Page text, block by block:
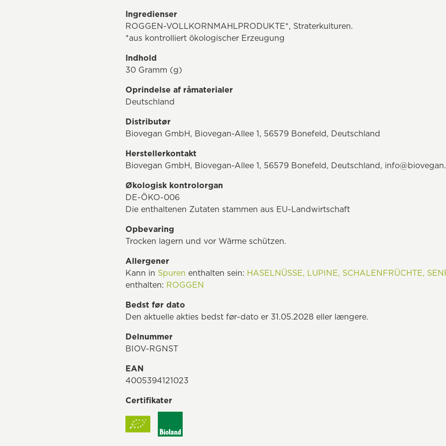
Ingredienser
ROGGEN-VOLLKORNMAHLPRODUKTE*, Straterkulturen.
*aus kontrolliert ökologischer Erzeugung
Indhold
30 Gramm (g)
Oprindelse af råmaterialer
Deutschland
Distributør
Biovegan GmbH, Biovegan-Allee 1, 56579 Bonefeld, Deutschland
Herstellerkontakt
Biovegan GmbH, Biovegan-Allee 1, 56579 Bonefeld, Deutschland,
Økologisk kontrolorgan
DE-ÖKO-006
Die enthaltenen Zutaten stammen aus EU-Landwirtschaft
Opbevaring
Trocken lagern und vor Wärme schützen.
Allergener
Kann in Spuren enthalten sein: HASELNÜSSE, LUPINE, SCHALENFRÜCHTE,
enthalten: ROGGEN
Bedst før dato
Den aktuelle akties bedst før-dato er 31.05.2028 eller længere.
Delnummer
BIOV-RGNST
EAN
4005394121023
Certifikater